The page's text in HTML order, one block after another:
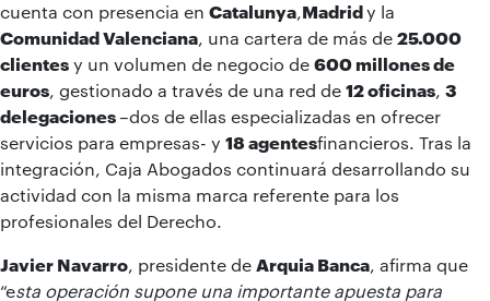
cuenta con presencia en Catalunya,Madridy la
Comunidad Valenciana, una cartera de más de 25.000
clientes y un volumen de negocio de 600 millones de
euros, gestionado a través de una red de 12 oficinas, 3
delegaciones–dos de ellas especializadas en ofrecer
servicios para empresas- y 18 agentesfinancieros. Tras la
integración, Caja Abogados continuará desarrollando su
actividad con la misma marca referente para los
profesionales del Derecho.
Javier Navarro, presidente de Arquia Banca, afirma que
“esta operación supone una importante apuesta para